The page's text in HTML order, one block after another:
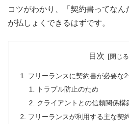
コツがわかり、「契約書ってな
が払しょくできるはずです。
目次
フリーランスに契約書が必要な
トラブル防止のため
クライアントとの信頼関係構
フリーランスが利用する主な契